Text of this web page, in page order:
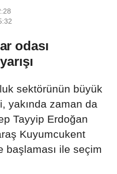
odası
sektörünün büyük
yakında zaman da
Tayyip Erdoğan
Kuyumcukent
başlaması ile seçim